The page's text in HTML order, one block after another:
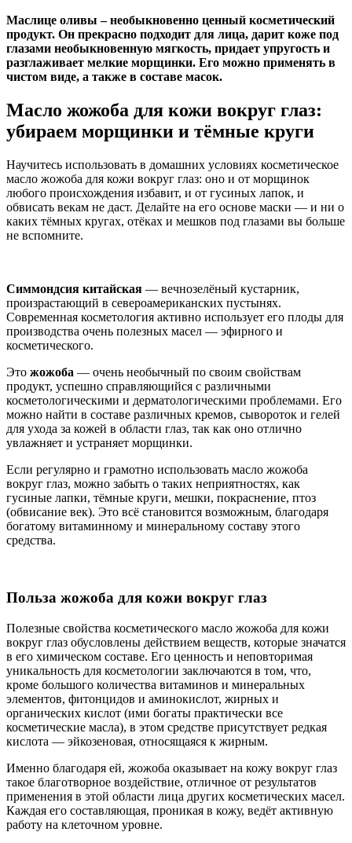
Маслице оливы – необыкновенно ценный косметический
продукт. Он прекрасно подходит для лица, дарит коже под
глазами необыкновенную мягкость, придает упругость и
разглаживает мелкие морщинки. Его можно применять в
чистом виде, а также в составе масок.
Масло жожоба для кожи вокруг глаз:
убираем морщинки и тёмные круги
Научитесь использовать в домашних условиях косметическое
масло жожоба для кожи вокруг глаз: оно и от морщинок
любого происхождения избавит, и от гусиных лапок, и
обвисать векам не даст. Делайте на его основе маски — и ни о
каких тёмных кругах, отёках и мешков под глазами вы больше
не вспомните.
Симмондсия китайская — вечнозелёный кустарник,
произрастающий в североамериканских пустынях.
Современная косметология активно использует его плоды для
производства очень полезных масел — эфирного и
косметического.
Это жожоба — очень необычный по своим свойствам
продукт, успешно справляющийся с различными
косметологическими и дерматологическими проблемами. Его
можно найти в составе различных кремов, сывороток и гелей
для ухода за кожей в области глаз, так как оно отлично
увлажняет и устраняет морщинки.
Если регулярно и грамотно использовать масло жожоба
вокруг глаз, можно забыть о таких неприятностях, как
гусиные лапки, тёмные круги, мешки, покраснение, птоз
(обвисание век). Это всё становится возможным, благодаря
богатому витаминному и минеральному составу этого
средства.
Польза жожоба для кожи вокруг глаз
Полезные свойства косметического масло жожоба для кожи
вокруг глаз обусловлены действием веществ, которые значатся
в его химическом составе. Его ценность и неповторимая
уникальность для косметологии заключаются в том, что,
кроме большого количества витаминов и минеральных
элементов, фитонцидов и аминокислот, жирных и
органических кислот (ими богаты практически все
косметические масла), в этом средстве присутствует редкая
кислота — эйкозеновая, относящаяся к жирным.
Именно благодаря ей, жожоба оказывает на кожу вокруг глаз
такое благотворное воздействие, отличное от результатов
применения в этой области лица других косметических масел.
Каждая его составляющая, проникая в кожу, ведёт активную
работу на клеточном уровне.